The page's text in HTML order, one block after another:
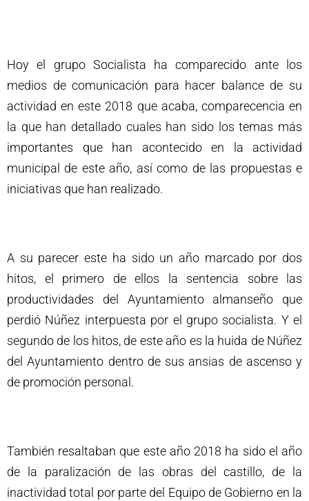
Hoy el grupo Socialista ha comparecido ante los
medios de comunicación para hacer balance de su
actividad en este 2018 que acaba, comparecencia en
la que han detallado cuales han sido los temas más
importantes que han acontecido en la actividad
municipal de este año, así como de las propuestas e
iniciativas que han realizado.
A su parecer este ha sido un año marcado por dos
hitos, el primero de ellos la sentencia sobre las
productividades del Ayuntamiento almanseño que
perdió Núñez interpuesta por el grupo socialista. Y el
segundo de los hitos, de este año es la huida de Núñez
del Ayuntamiento dentro de sus ansias de ascenso y
de promoción personal.
También resaltaban que este año 2018 ha sido el año
de la paralización de las obras del castillo, de la
inactividad total por parte del Equipo de Gobierno en la